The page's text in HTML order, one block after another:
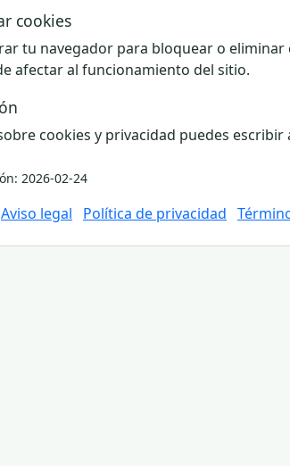
cookies
tu navegador para bloquear o eliminar
afectar al funcionamiento del sitio.
cookies y privacidad puedes
2026-02-24
Aviso legal Política de privacidad